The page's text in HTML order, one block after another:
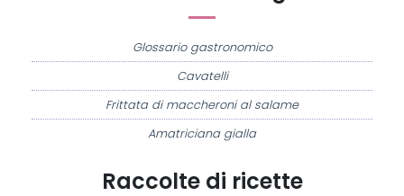
Raccolte di ricette
Glossario gastronomico
Cavatelli
Frittata di maccheroni al salame
Amatriciana gialla